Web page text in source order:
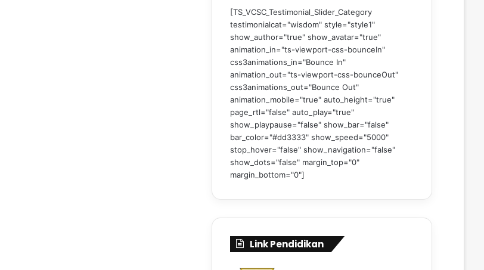
[TS_VCSC_Testimonial_Slider_Category
testimonialcat="wisdom" style="style1"
show_author="true" show_avatar="true"
animation_in="ts-viewport-css-bounceIn"
css3animations_in="Bounce In"
animation_out="ts-viewport-css-bounceOut"
css3animations_out="Bounce Out"
animation_mobile="true" auto_height="true"
page_rtl="false" auto_play="true"
show_playpause="false" show_bar="false"
bar_color="#dd3333" show_speed="5000"
stop_hover="false" show_navigation="false"
show_dots="false" margin_top="0"
margin_bottom="0"]
Link Pendidikan